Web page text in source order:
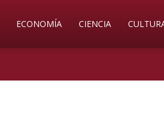
ECONOMÍA CIENCIA